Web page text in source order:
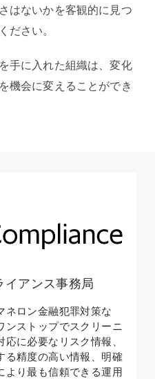
はないかを客観的に見つ
ださい。
手に入れた組織は、変化
機会に変えることができ
イアンス事務局
ネロン金融犯罪対策な
ストップでスクリーニ
に必要なリスク情報、
る精度の高い情報、明確
より最も信頼できる運用